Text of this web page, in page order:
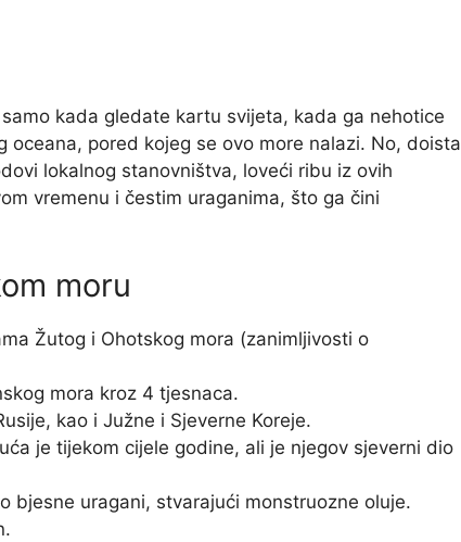
kada gledate kartu svijeta, kada ga nehotice
oceana, pored kojeg se ovo more nalazi. No, doista
lokalnog stanovništva, loveći ribu iz ovih
vremenu i čestim uraganima, što ga čini
moru
Žutog i Ohotskog mora (zanimljivosti o
mora kroz 4 tjesnaca.
kao i Južne i Sjeverne Koreje.
je tijekom cijele godine, ali je njegov sjeverni dio
bjesne uragani, stvarajući monstruozne oluje.